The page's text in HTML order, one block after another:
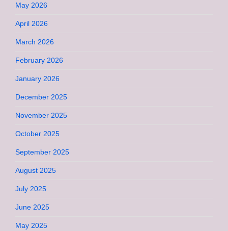
May 2026
April 2026
March 2026
February 2026
January 2026
December 2025
November 2025
October 2025
September 2025
August 2025
July 2025
June 2025
May 2025